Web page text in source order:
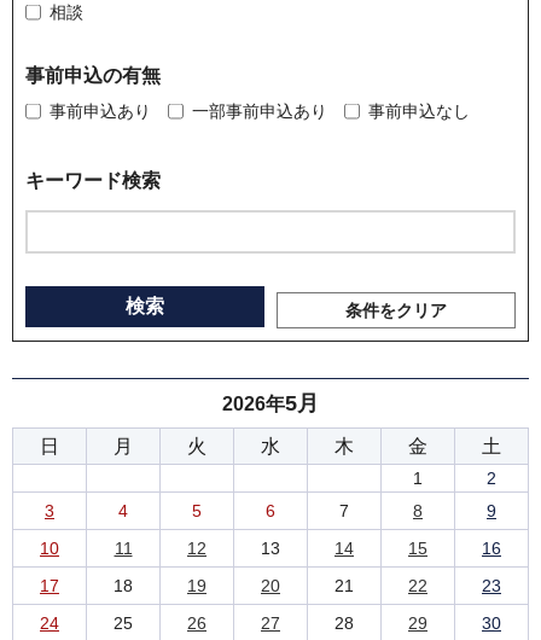
相談
事前申込の有無
事前申込あり 一部事前申込あり 事前申込なし
キーワード検索
条件をクリア
2026年5月
日 月 火 水 木 金 土
1
2
3
4 5 6 7 8
9
10
11 12 13 14 15
16
17
18 19 20 21 22
23
24
25 26 27 28 29
30